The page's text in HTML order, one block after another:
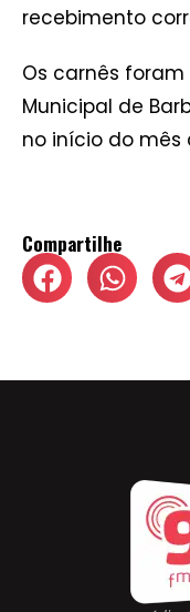
recebimento
Os carnês
Municipal de
no início do mês
Compartilhe